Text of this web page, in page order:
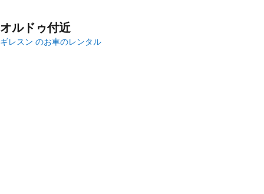
オルドゥ付近
ギレスン のお車のレンタル